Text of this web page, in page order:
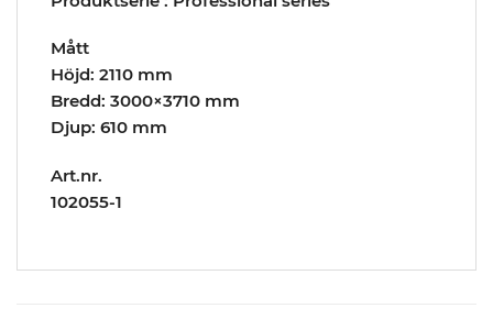
Mått
Höjd: 2110 mm
Bredd: 3000×3710 mm
Djup: 610 mm
Art.nr.
102055-1